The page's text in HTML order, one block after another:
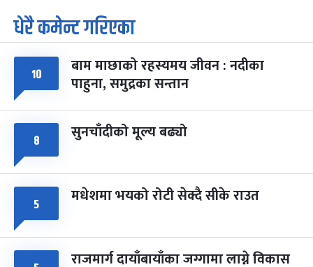
७
आइत
पूर्णिमा व्रत
चैत्र ७, २०८३-Mar 21, 2027
८ फागुपूर्णिमा
चैत्र ८, २०८३-Mar 22, 2027
७ महिना बाँकी
धेरै कमेन्ट गरिएका
१० बाम माछाको रहस्यमय जीवन : नदीका
पाहुना, समुद्रका सन्तान
८ सुनचाँदीको मूल्य बढ्यो
५ मधेशमा भयको रोटी सेक्दै सीके राउत
राजमार्ग दायाँबायाँका जग्गामा लाग्ने विकास